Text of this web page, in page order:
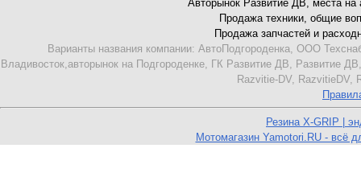
Авторынок Развитие ДВ, места на
Продажа техники, общие
Продажа запчастей и
Варианты названия компании: АвтоПодгороденка, ООО
Владивосток,авторынок на Подгороденке, ГК Развитие ДВ,
Razvitie-DV, RazvitieDV,
Резина X-GRIP |
Мотомагазин Yamotori.RU - всё